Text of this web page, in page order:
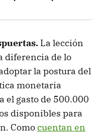
La lección
diferencia de lo
la postura del
monetaria
el gasto de 500.000
disponibles para
Comocuentan en